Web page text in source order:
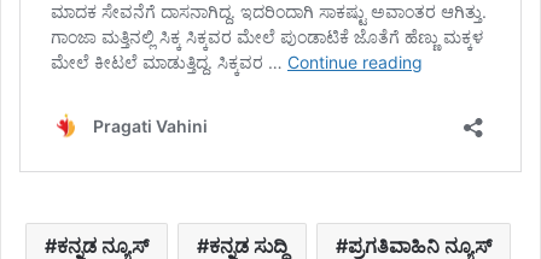
ಕನ್ನಡ ನ್ಯೂಸ್ ಕನ್ನಡ ಸುದ್ದಿ ಪ್ರಗತಿವಾಹಿನಿ ನ್ಯೂಸ್